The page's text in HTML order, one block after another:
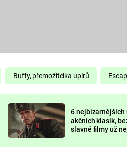
DELIVERANCE
Buffy, přemožitelka upírů
6 nejbizarnějších
akčních klasik,
slavné filmy už